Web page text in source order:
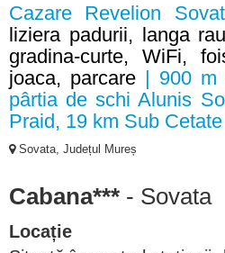
Cazare Revelion
liziera padurii, langa
gradina-curte, WiFi,
joaca, parcare | 900 m
pârtia de schi Alunis
Praid, 19 km Sub Cetate
Sovata, Județul Mureș
Cabana*** - Sovata
Locație